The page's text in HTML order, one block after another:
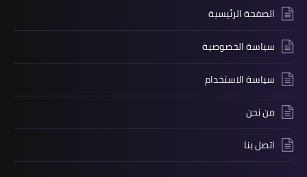
الصفحة الرئيسية
سياسة الخصوصية
سياسة الاستخدام
من نحن
اتصل بنا